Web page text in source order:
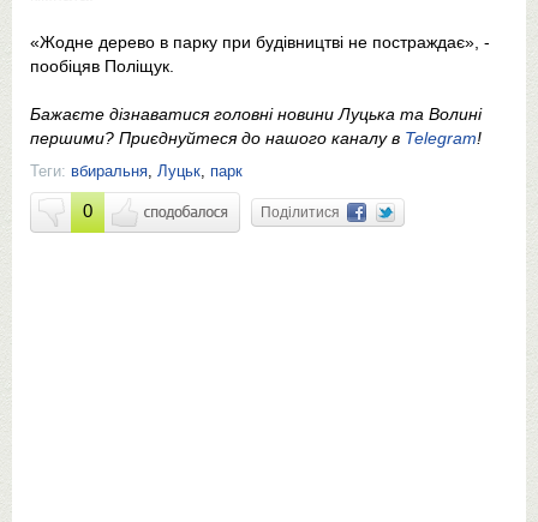
«Жодне дерево в парку при будівництві не постраждає», -
пообіцяв Поліщук.
Бажаєте дізнаватися головні новини Луцька та Волині
першими? Приєднуйтеся до нашого каналу в Telegram!
Теги: вбиральня, Луцьк, парк
0 Поділитися